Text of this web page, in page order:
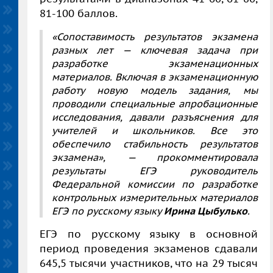
81-100 баллов.
«Сопоставимость результатов экзамена
разных лет — ключевая задача при
разработке экзаменационных
материалов. Включая в экзаменационную
работу новую модель задания, мы
проводили специальные апробационные
исследования, давали разъяснения для
учителей и школьников. Все это
обеспечило стабильность результатов
экзамена», — прокомментировала
результаты ЕГЭ руководитель
Федеральной комиссии по разработке
контрольных измерительных материалов
ЕГЭ по русскому языкуИрина Цыбулько.
ЕГЭ по русскому языку в основной
период проведения экзаменов сдавали
645,5 тысячи участников, что на 29 тысяч